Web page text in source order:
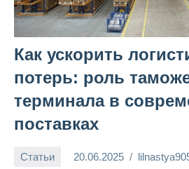
Как ускорить
потерь: роль
терминала в
поставках
Статьи 20.06.2025